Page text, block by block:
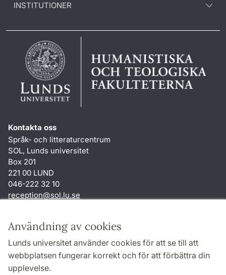
Användning av cookies
Lunds universitet använder cookies för att se till att
webbplatsen fungerar korrekt och för att förbättra din
upplevelse.
INSTITUTIONER
Kontakta oss
Språk- och litteraturcentrum
SOL, Lunds universitet
Box 201
221 00 LUND
046-222 32 10
reception@sol.lu.se
Genvägar
Om webbplatsen och cookies
Behandling av personuppgifter
Tillgänglighetsredogörelse